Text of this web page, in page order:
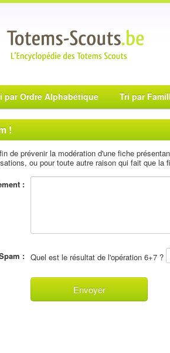
par Ordre Alphabétique Tri par
!
de prévenir la modération d'une fiche
ou pour toute autre raison qui fait que la
:
: Quel est le résultat de l'opération 6+7 ?